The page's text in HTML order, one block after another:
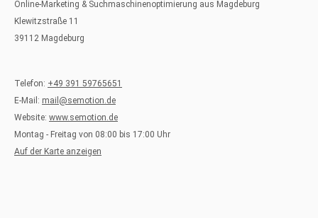
Online-Marketing & Suchmaschinenoptimierung aus Magdeburg
Klewitzstraße 11
39112 Magdeburg
Telefon: +49 391 59765651
E-Mail: mail@semotion.de
Website: www.semotion.de
Montag - Freitag von 08:00 bis 17:00 Uhr
Auf der Karte anzeigen